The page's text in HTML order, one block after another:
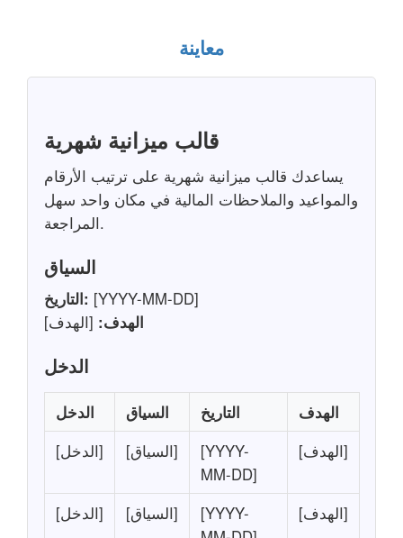
معاينة
قالب ميزانية شهرية
يساعدك قالب ميزانية شهرية على ترتيب الأرقام
والمواعيد والملاحظات المالية في مكان واحد سهل
المراجعة.
السياق
التاريخ: [YYYY-MM-DD]
الهدف: [الهدف]
الدخل
الدخل السياق التاريخ
الهدف
[الدخل]
[السياق]
[YYYY-
MM-DD]
[الهدف]
[الدخل] [السياق]
[YYYY-
[الهدف]